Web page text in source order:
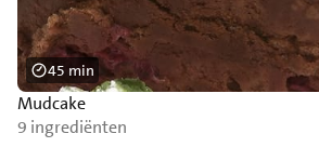
Mudcake
9 ingrediënten
45 min